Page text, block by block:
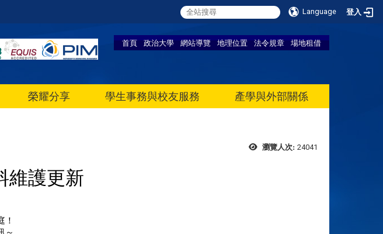
Language 登入
首頁 政治大學 網站導覽 地理位置 法令規章 場地租借
榮耀分享 學生事務與校友服務 產學與外部關係
瀏覽人次: 24041